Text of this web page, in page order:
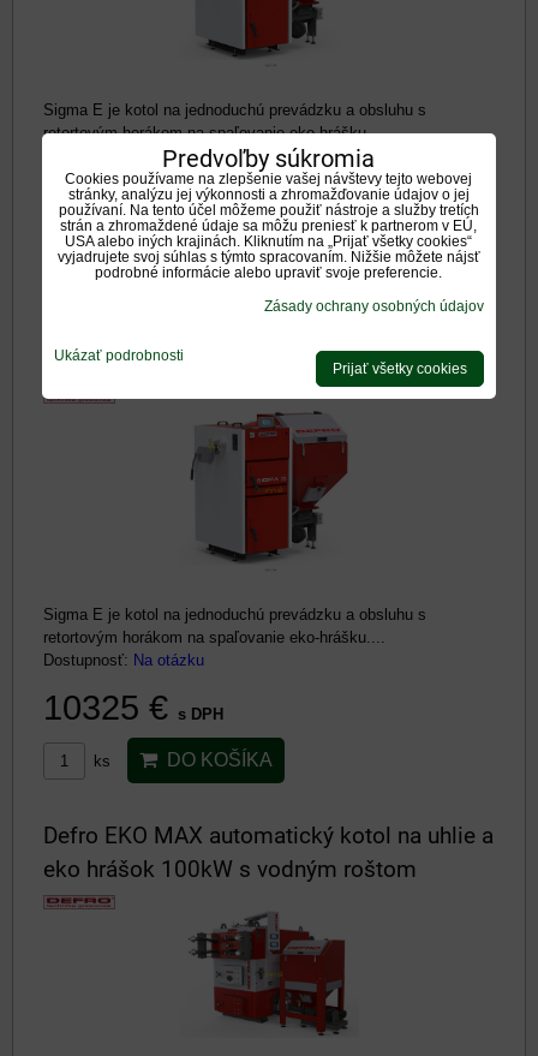
Sigma E je kotol na jednoduchú prevádzku a obsluhu s
retortovým horákom na spaľovanie eko-hrášku....
Na otázku
7206 €s DPH
ks DO KOŠÍKA
hrášok 69kW
Sigma E je kotol na jednoduchú prevádzku a obsluhu s
retortovým horákom na spaľovanie eko-hrášku....
Dostupnosť: Na otázku
10325 € s DPH
ks DO KOŠÍKA
Defro EKO MAX automatický kotol na uhlie a
eko hrášok 100kW s vodným roštom
Predvoľby súkromia
Cookies používame na zlepšenie vašej návštevy tejto webovej
stránky, analýzu jej výkonnosti a zhromažďovanie údajov o jej
používaní. Na tento účel môžeme použiť nástroje a služby tretích
strán a zhromaždené údaje sa môžu preniesť k partnerom v EÚ,
USA alebo iných krajinách. Kliknutím na „Prijať všetky cookies“
vyjadrujete svoj súhlas s týmto spracovaním. Nižšie môžete nájsť
podrobné informácie alebo upraviť svoje preferencie.
Zásady ochrany osobných údajov
Ukázať podrobnosti
Prijať všetky cookies